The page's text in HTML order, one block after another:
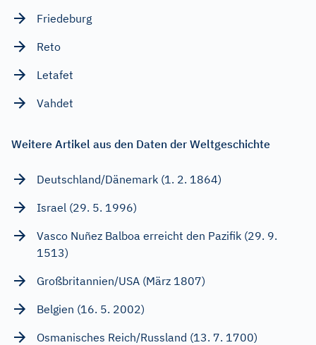
Friedeburg
Reto
Letafet
Vahdet
Weitere Artikel aus den Daten der Weltgeschichte
Deutschland/Dänemark (1. 2. 1864)
Israel (29. 5. 1996)
Vasco Nuñez Balboa erreicht den Pazifik (29. 9.
1513)
Großbritannien/USA (März 1807)
Belgien (16. 5. 2002)
Osmanisches Reich/Russland (13. 7. 1700)